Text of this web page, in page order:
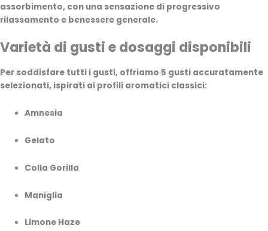
assorbimento, con una sensazione di progressivo
rilassamento e benessere generale.
Varietà di gusti e dosaggi disponibili
Per soddisfare tutti i gusti, offriamo 5 gusti accuratamente
selezionati, ispirati ai profili aromatici classici:
Amnesia
Gelato
Colla Gorilla
Maniglia
Limone Haze